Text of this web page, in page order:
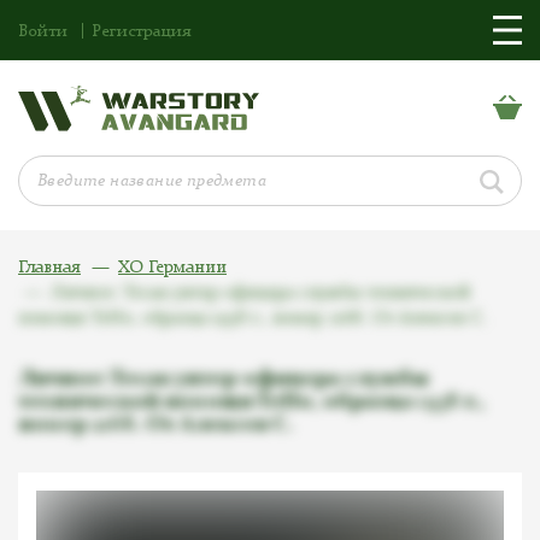
Войти Регистрация
Главная
ХО Германии
Личное: Тесак унтер-офицера службы
технической помощи ТеНо, образца 1938 г.,
номер 2168. От Алексея С.